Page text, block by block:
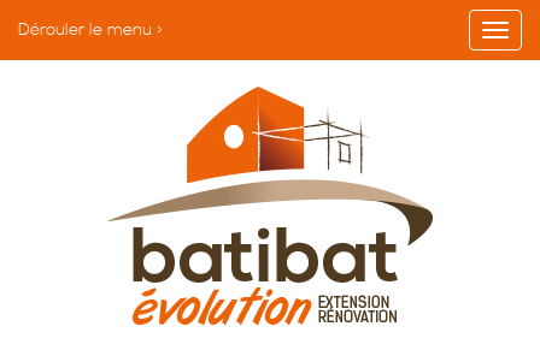
Dérouler le menu >